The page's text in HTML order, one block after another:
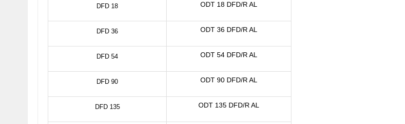
DFD 18 ODT 18 DFD/R AL
DFD 36 ODT 36 DFD/R AL
DFD 54 ODT 54 DFD/R AL
DFD 90 ODT 90 DFD/R AL
DFD 135 ODT 135 DFD/R AL